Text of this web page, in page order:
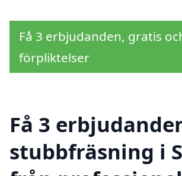
Få 3 erbjudanden, gratis
förpliktelser
Få 3
stubbfräsning i